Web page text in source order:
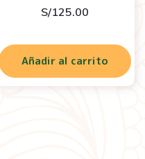
S/125.00
Añadir al carrito